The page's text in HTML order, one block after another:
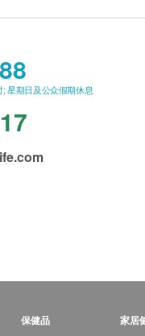
星期日及公众假期休息
保健品 家居